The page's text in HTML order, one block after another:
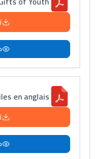
en anglais